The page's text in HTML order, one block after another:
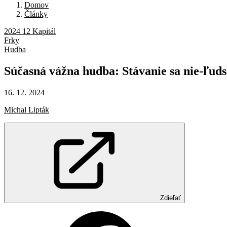
Domov
Články
2024 12 Kapitál
Frky
Hudba
Súčasná vážna hudba: Stávanie sa nie-
16. 12. 2024
Michal Lipták
Zdieľať